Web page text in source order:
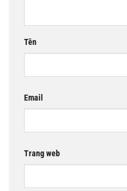
Tên
Email
Trang web